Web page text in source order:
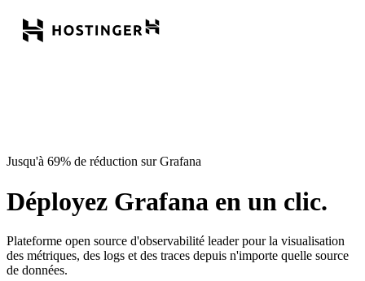
Jusqu'à 69% de réduction sur Grafana
Déployez Grafana en un clic.
Plateforme open source d'observabilité leader pour la visualisation
des métriques, des logs et des traces depuis n'importe quelle source
de données.